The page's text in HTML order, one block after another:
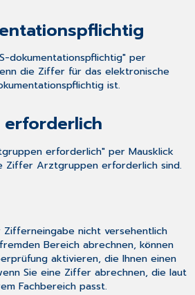
dokumentationspflichtig" per
die Ziffer für das elektronische
ist.
erforderlich" per Mausklick
Ziffer Arztgruppen erforderlich sind.
Zifferneingabe nicht versehentlich
Bereich abrechnen, können
aktivieren, die Ihnen einen
Sie eine Ziffer abrechnen, die laut
Fachbereich passt.